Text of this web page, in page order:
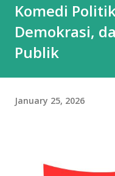
Komedi
Demokrasi,
Publik
January 25, 2026